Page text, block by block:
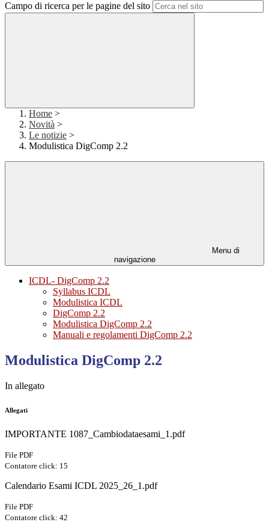
Campo di ricerca per le pagine del sito
Home >
Novità >
Le notizie >
Modulistica DigComp 2.2
Menu di
navigazione
ICDL- DigComp 2.2
Syllabus ICDL
Modulistica ICDL
DigComp 2.2
Modulistica DigComp 2.2
Manuali e regolamenti DigComp 2.2
Modulistica DigComp 2.2
In allegato
Allegati
IMPORTANTE 1087_Cambiodataesami_1.pdf
File PDF
Contatore click: 15
Calendario Esami ICDL 2025_26_1.pdf
File PDF
Contatore click: 42